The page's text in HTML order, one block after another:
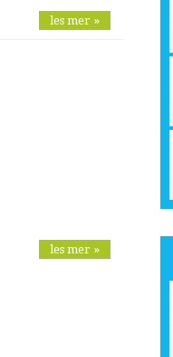
les mer »
les mer »